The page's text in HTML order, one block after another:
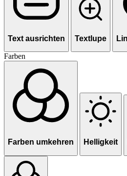
Text ausrichten Textlupe
Farben
Farben umkehren Helligkeit